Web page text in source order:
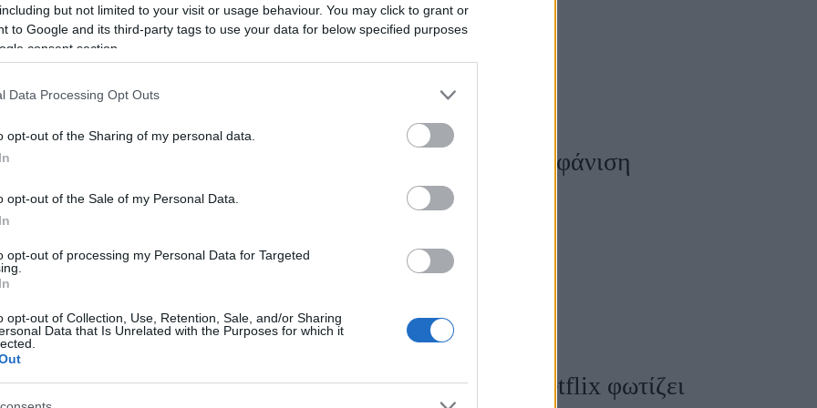
but not limited to your visit or usage behaviour. You may click to grant or
to Google and its third-party tags to use your data for below specified purposes
consent section.
Data Processing Opt Outs
opt-out of the Sharing of my personal data.
opt-out of the Sale of my Personal Data.
opt-out of processing my Personal Data for Targeted
opt-out of Collection, Use, Retention, Sale, and/or Sharing
Data that Is Unrelated with the Purposes for which it
Οι αδελφές Όουενς επέστρεψαν: Η απρόσμενη εμφάνιση
Μπούλοκ και Κίντμαν στο Χόλιγουντ
Στο The Idaho Murders: College Nightmare, το Netflix φωτίζει